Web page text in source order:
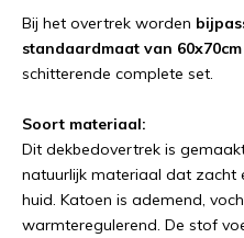
Bij het overtrek worden
standaardmaat van 60x70cm
schitterende complete set.
Soort materiaal:
Dit dekbedovertrek is
natuurlijk materiaal dat
huid. Katoen is ademend,
warmteregulerend. De stof